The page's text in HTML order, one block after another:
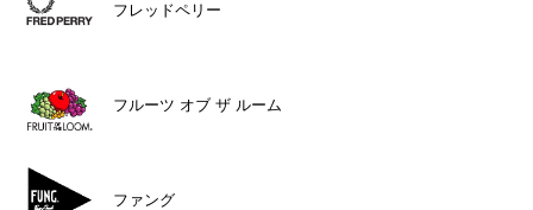
フレッドペリー
フルーツ オブ ザ ルーム
ファング